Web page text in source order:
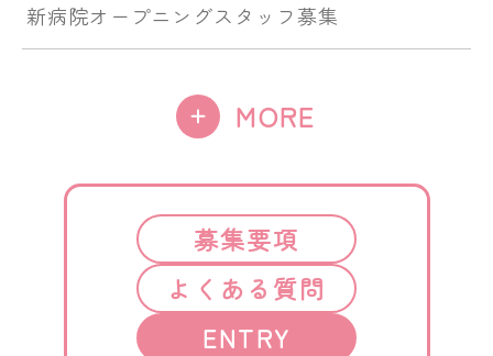
新病院オープニングスタッフ募集
MORE
募集要項
よくある質問
ENTRY